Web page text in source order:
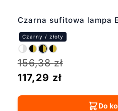
Czarna sufitowa lampa
156,38zł
117,29 zł
Do